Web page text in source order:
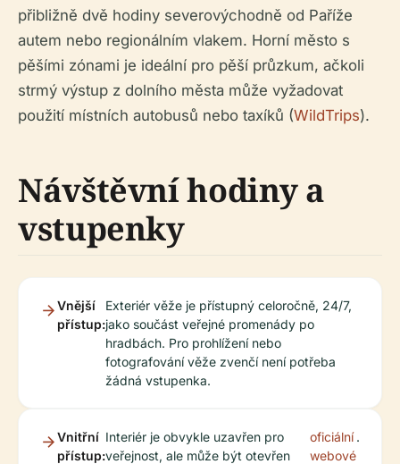
přibližně dvě hodiny severovýchodně od Paříže
autem nebo regionálním vlakem. Horní město s
pěšími zónami je ideální pro pěší průzkum, ačkoli
strmý výstup z dolního města může vyžadovat
použití místních autobusů nebo taxíků (WildTrips).
Návštěvní hodiny a
vstupenky
Vnější
přístup:
Exteriér věže je přístupný celoročně, 24/7,
jako součást veřejné promenády po
hradbách. Pro prohlížení nebo
fotografování věže zvenčí není potřeba
žádná vstupenka.
Vnitřní
přístup:
Interiér je obvykle uzavřen pro
veřejnost, ale může být otevřen
oficiální
webové
.